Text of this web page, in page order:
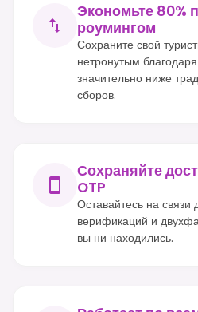
Экономьте 80%
роумингом
Сохраните свой
нетронутым
значительно ниже
сборов.
Сохраняйте
OTP
Оставайтесь на
верификаций и
вы ни находились.